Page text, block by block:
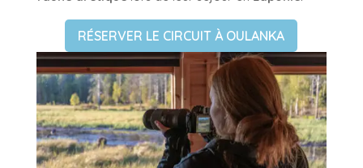
RÉSERVER LE CIRCUIT À OULANKA